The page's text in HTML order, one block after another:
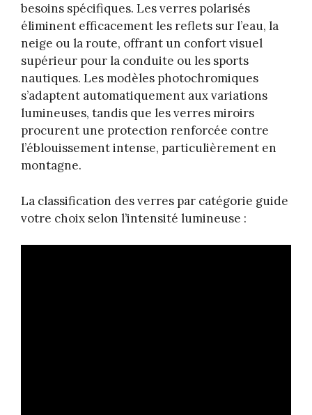
besoins spécifiques. Les verres polarisés
éliminent efficacement les reflets sur l’eau, la
neige ou la route, offrant un confort visuel
supérieur pour la conduite ou les sports
nautiques. Les modèles photochromiques
s’adaptent automatiquement aux variations
lumineuses, tandis que les verres miroirs
procurent une protection renforcée contre
l’éblouissement intense, particulièrement en
montagne.
La classification des verres par catégorie guide
votre choix selon l’intensité lumineuse :